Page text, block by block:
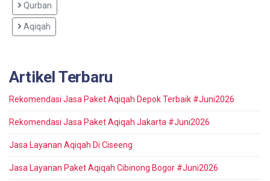
Qurban
Aqiqah
Artikel Terbaru
Rekomendasi Jasa Paket Aqiqah Depok Terbaik #Juni2026
Rekomendasi Jasa Paket Aqiqah Jakarta #Juni2026
Jasa Layanan Aqiqah Di Ciseeng
Jasa Layanan Paket Aqiqah Cibinong Bogor #Juni2026